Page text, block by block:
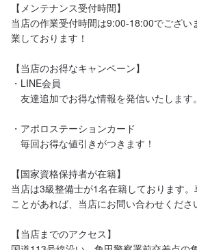
【メンテナンス受付時間】
当店の作業受付時間は9:00-18:00でござい
業しております！
【当店のお得なキャンペーン】
・LINE会員
友達追加でお得な情報を発信いたします。
・アポロステーションカード
毎回お得な値引きがつきます！
【国家資格保持者が在籍】
当店は3級整備士が1名在籍しております
ことがあれば、当店にお問い合わせくださ
【当店までのアクセス】